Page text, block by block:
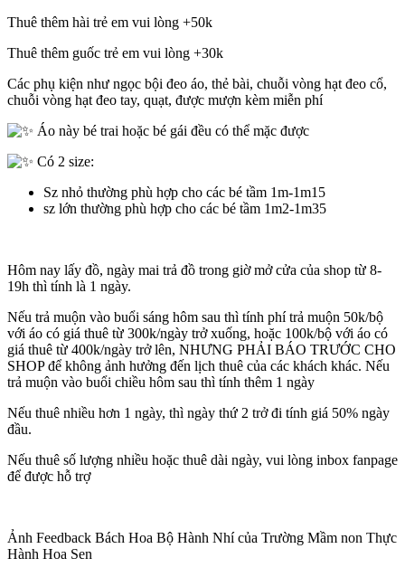
Thuê thêm hài trẻ em vui lòng +50k
Thuê thêm guốc trẻ em vui lòng +30k
Các phụ kiện như ngọc bội đeo áo, thẻ bài, chuỗi vòng hạt đeo cổ,
chuỗi vòng hạt đeo tay, quạt, được mượn kèm miễn phí
Áo này bé trai hoặc bé gái đều có thể mặc được
Có 2 size:
Sz nhỏ thường phù hợp cho các bé tầm 1m-1m15
sz lớn thường phù hợp cho các bé tầm 1m2-1m35
Hôm nay lấy đồ, ngày mai trả đồ trong giờ mở cửa của shop từ 8-
19h thì tính là 1 ngày.
Nếu trả muộn vào buổi sáng hôm sau thì tính phí trả muộn 50k/bộ
với áo có giá thuê từ 300k/ngày trở xuống, hoặc 100k/bộ với áo có
giá thuê từ 400k/ngày trở lên, NHƯNG PHẢI BÁO TRƯỚC CHO
SHOP để không ảnh hưởng đến lịch thuê của các khách khác. Nếu
trả muộn vào buổi chiều hôm sau thì tính thêm 1 ngày
Nếu thuê nhiều hơn 1 ngày, thì ngày thứ 2 trở đi tính giá 50% ngày
đầu.
Nếu thuê số lượng nhiều hoặc thuê dài ngày, vui lòng inbox fanpage
để được hỗ trợ
Ảnh Feedback Bách Hoa Bộ Hành Nhí của Trường Mầm non Thực
Hành Hoa Sen